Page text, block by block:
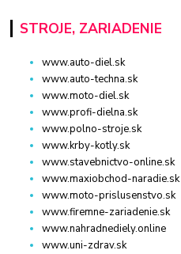
STROJE, ZARIADENIE
www.auto-diel.sk
www.auto-techna.sk
www.moto-diel.sk
www.profi-dielna.sk
www.polno-stroje.sk
www.krby-kotly.sk
www.stavebnictvo-online.sk
www.maxiobchod-naradie.sk
www.moto-prislusenstvo.sk
www.firemne-zariadenie.sk
www.nahradnediely.online
www.uni-zdrav.sk